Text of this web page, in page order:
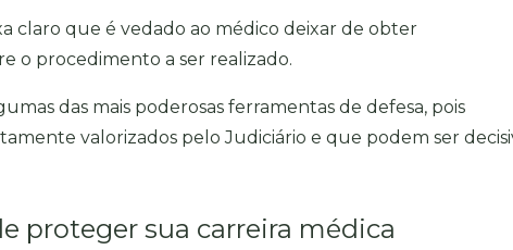
claro que é vedado ao médico deixar de obter
o procedimento a ser realizado.
das mais poderosas ferramentas de defesa, pois
valorizados pelo Judiciário e que podem ser
proteger sua carreira médica